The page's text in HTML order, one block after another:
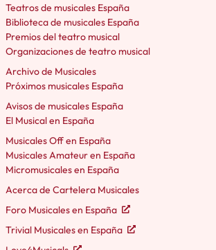
Teatros de musicales España
Biblioteca de musicales España
Premios del teatro musical
Organizaciones de teatro musical
Archivo de Musicales
Próximos musicales España
Avisos de musicales España
El Musical en España
Musicales Off en España
Musicales Amateur en España
Micromusicales en España
Acerca de Cartelera Musicales
Foro Musicales en España
Trivial Musicales en España